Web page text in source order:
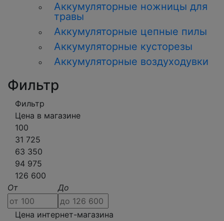
Аккумуляторные ножницы для
травы
Аккумуляторные цепные пилы
Аккумуляторные кусторезы
Аккумуляторные воздуходувки
Фильтр
Фильтр
Цена в магазине
100
31 725
63 350
94 975
126 600
От
До
Цена интернет-магазина